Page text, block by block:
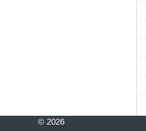
© 2026